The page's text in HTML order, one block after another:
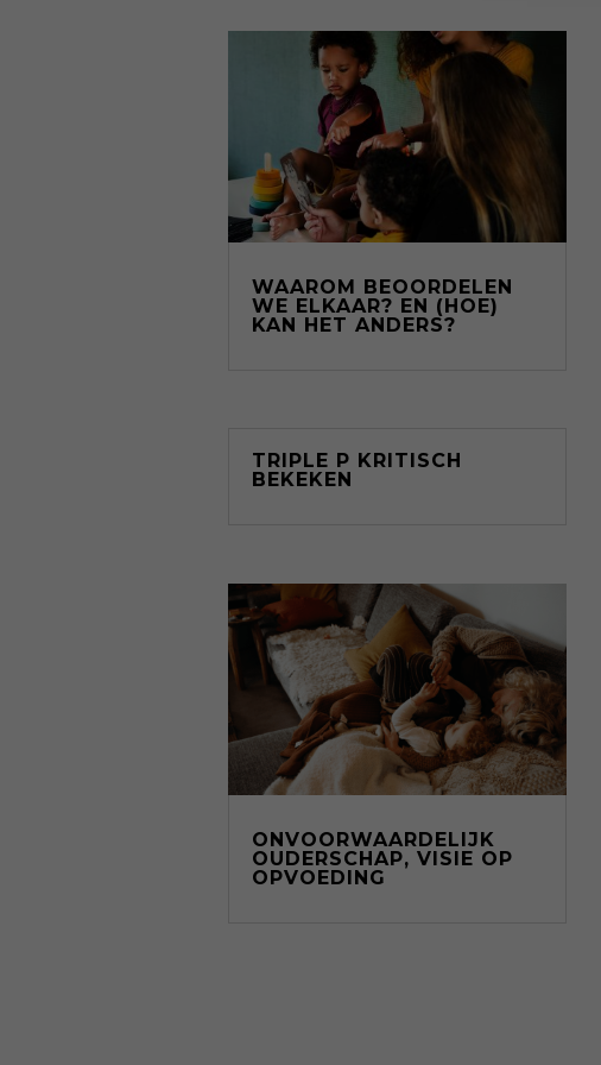
WAAROM BEOORDELEN
WE ELKAAR? EN (HOE)
KAN HET ANDERS?
TRIPLE P KRITISCH
BEKEKEN
ONVOORWAARDELIJK
OUDERSCHAP, VISIE OP
OPVOEDING